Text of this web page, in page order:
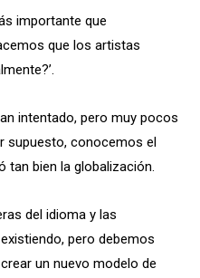
importante que
que los artistas
intentado, pero muy pocos
supuesto, conocemos el
tan bien la globalización.
del idioma y las
pero debemos
un nuevo modelo de